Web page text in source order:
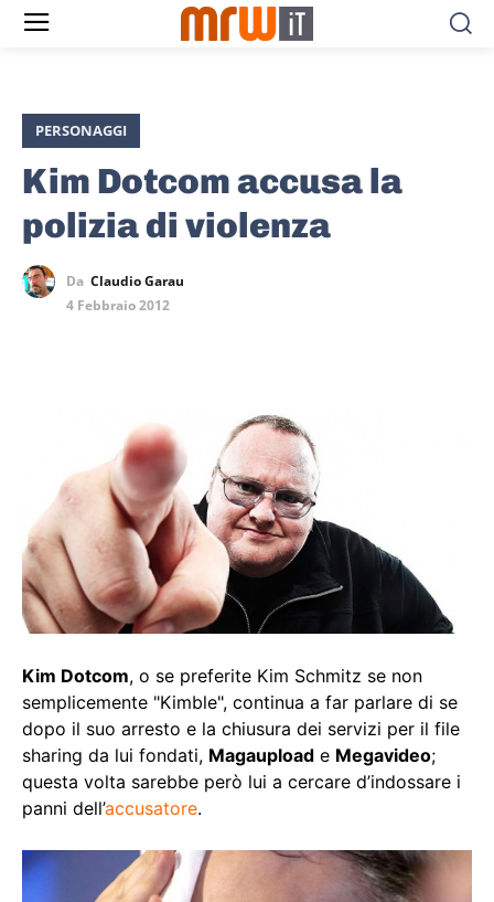
PERSONAGGI
Kim Dotcom accusa la
polizia di violenza
Da Claudio Garau
4 Febbraio 2012
Kim Dotcom, o se preferite Kim Schmitz se non
semplicemente "Kimble", continua a far parlare di se
dopo il suo arresto e la chiusura dei servizi per il file
sharing da lui fondati, Magaupload e Megavideo;
questa volta sarebbe però lui a cercare d’indossare i
panni dell’accusatore.